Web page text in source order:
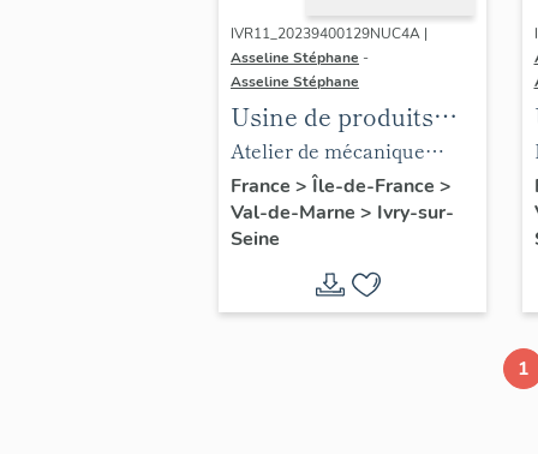
IVR11_20239400129NUC4A |
Asseline Stéphane -
Asseline Stéphane
Usine de produits
chimiques Poulenc
Frères, puis usine
d'engrais de la
Société Française du
Lysol, puis usine de
chaudronnerie et
Atelier de mécanique
générale (usinage).
Fraiseuse verticale de
marque SKODA.
Tchécoslovaquie,
dommage de guerre.
France > Île-de-France >
Val-de-Marne > Ivry-sur-
Seine
1